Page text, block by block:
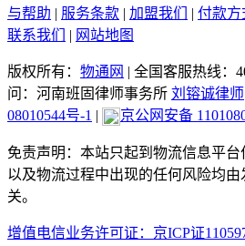
与帮助 | 服务条款 | 加盟我们 | 付款方
联系我们
| 网站地图
版权所有： 物通网 | 全国客服热线：
问：河南班固律师事务所 刘镕诚律师
08010544号-1 | 京公网安备
免责声明：本站只起到物流信息平
以及物流过程中出现的任何风险均
关。
增值电信业务许可证：京ICP证